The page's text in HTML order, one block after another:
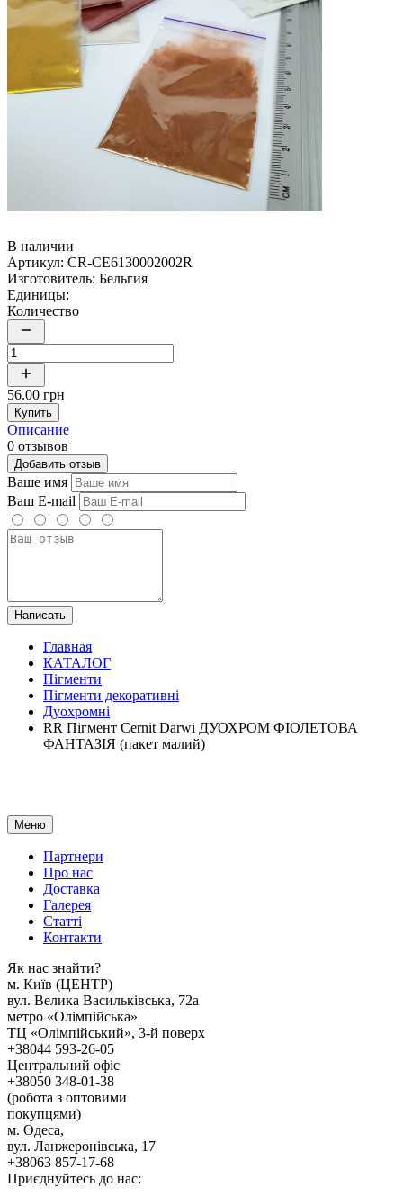
В наличии
Артикул: CR-CE6130002002R
Изготовитель: Бельгия
Единицы:
Количество
56.00 грн
Купить
Описание
0 отзывов
Добавить отзыв
Ваше имя
Ваш E-mail
Написать
Главная
КАТАЛОГ
Пігменти
Пігменти декоративні
Дуохромні
RR Пігмент Cernit Darwi ДУОХРОМ ФІОЛЕТОВА
ФАНТАЗІЯ (пакет малий)
Меню
Партнери
Про нас
Доставка
Галерея
Статтi
Контакти
Як наc знайти?
м. Киïв (ЦЕНТР)
вул. Велика Васильківська, 72а
метро «Олімпійська»
ТЦ «Олімпійський», 3-й поверх
+38044 593-26-05
Центральний офіс
+38050 348-01-38
(робота з оптовими
покупцями)
м. Одеса,
вул. Ланжеронівська, 17
+38063 857-17-68
Приєднуйтесь до нас: